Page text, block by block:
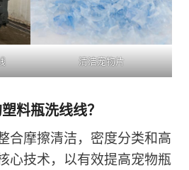
清洁宠物片
料瓶洗线线？
合摩擦清洁，密度分类和高
心技术，以有效提高宠物瓶